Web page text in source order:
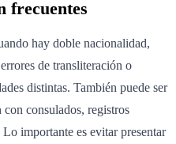
frecuentes
hay doble nacionalidad,
de transliteración o
distintas. También puede ser
consulados, registros
importante es evitar presentar